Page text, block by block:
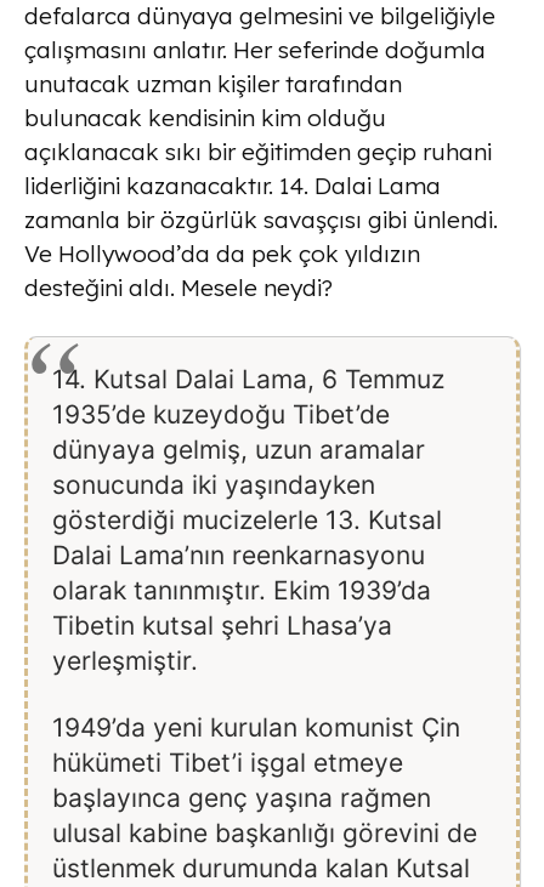
defalarca dünyaya gelmesini ve bilgeliğiyle
çalışmasını anlatır. Her seferinde doğumla
unutacak uzman kişiler tarafından
bulunacak kendisinin kim olduğu
açıklanacak sıkı bir eğitimden geçip ruhani
liderliğini kazanacaktır. 14. Dalai Lama
zamanla bir özgürlük savaşçısı gibi ünlendi.
Ve Hollywood’da da pek çok yıldızın
desteğini aldı. Mesele neydi?
14. Kutsal Dalai Lama, 6 Temmuz
1935’de kuzeydoğu Tibet’de
dünyaya gelmiş, uzun aramalar
sonucunda iki yaşındayken
gösterdiği mucizelerle 13. Kutsal
Dalai Lama’nın reenkarnasyonu
olarak tanınmıştır. Ekim 1939’da
Tibetin kutsal şehri Lhasa’ya
yerleşmiştir.
1949’da yeni kurulan komunist Çin
hükümeti Tibet’i işgal etmeye
başlayınca genç yaşına rağmen
ulusal kabine başkanlığı görevini de
üstlenmek durumunda kalan Kutsal